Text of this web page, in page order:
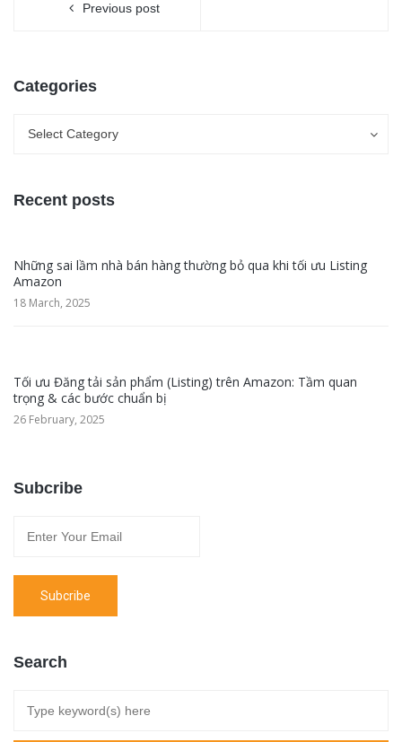
Previous post
Categories
Select Category
Recent posts
Những sai lầm nhà bán hàng thường bỏ qua khi tối ưu Listing
Amazon
18 March, 2025
Tối ưu Đăng tải sản phẩm (Listing) trên Amazon: Tầm quan
trọng & các bước chuẩn bị
26 February, 2025
Subcribe
Search